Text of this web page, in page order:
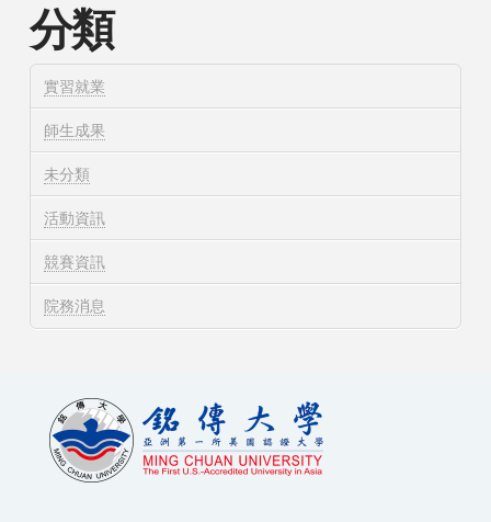
分類
實習就業
師生成果
未分類
活動資訊
競賽資訊
院務消息